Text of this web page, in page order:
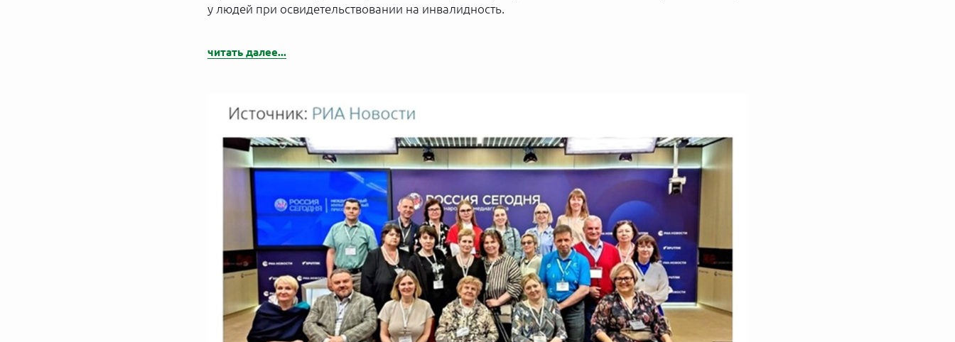
у людей при освидетельствовании на инвалидность.
читать далее...